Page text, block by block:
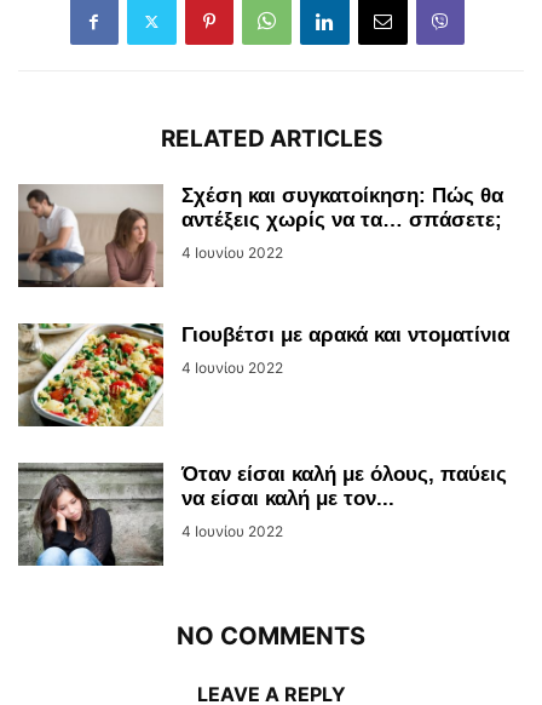
RELATED ARTICLES
Σχέση και συγκατοίκηση: Πώς θα
αντέξεις χωρίς να τα… σπάσετε;
4 Ιουνίου 2022
Γιουβέτσι με αρακά και ντοματίνια
4 Ιουνίου 2022
Όταν είσαι καλή με όλους, παύεις
να είσαι καλή με τον...
4 Ιουνίου 2022
NO COMMENTS
LEAVE A REPLY